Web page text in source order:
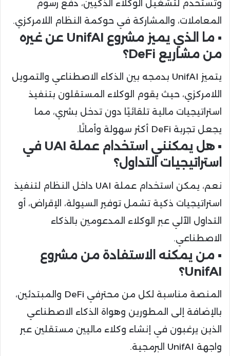
وتُستخدم لتشغيل الوكلاء الذكيين، دفع رسوم
المعاملات، والمشاركة في حوكمة النظام اللامركزي.
▪️ ما الذي يميز مشروع UnifAI عن غيره
من مشاريع DeFi؟
يتميز UnifAI بدمجه بين الذكاء الاصطناعي والتمويل
اللامركزي، حيث يقوم الوكلاء المستقلون بتنفيذ
استراتيجيات مالية تلقائيًا دون تدخل بشري، مما
يجعل تجربة DeFi أكثر سهولة وأمانًا.
▪️ هل يمكنني استخدام عملة UAI في
استراتيجيات التداول؟
نعم، يمكن استخدام عملة UAI داخل النظام لتنفيذ
استراتيجيات ذكية تشمل توفير السيولة، الإقراض، أو
التداول الآلي عبر الوكلاء المدعومين بالذكاء
الاصطناعي.
▪️ من يمكنه الاستفادة من مشروع
UnifAI؟
المنصة مناسبة لكل من محترفي DeFi والمبتدئين،
بالإضافة إلى المطورين وهواة الذكاء الاصطناعي
الذين يرغبون في إنشاء وكلاء ماليين مستقلين عبر
واجهة UnifAI البرمجية.